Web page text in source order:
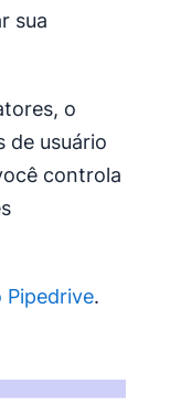
sua
o
de usuário
controla
Pipedrive.